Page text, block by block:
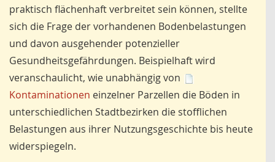
praktisch flächenhaft verbreitet sein können, stellte
sich die Frage der vorhandenen Bodenbelastungen
und davon ausgehender potenzieller
Gesundheitsgefährdungen. Beispielhaft wird
veranschaulicht, wie unabhängig von
Kontaminationen einzelner Parzellen die Böden in
unterschiedlichen Stadtbezirken die stofflichen
Belastungen aus ihrer Nutzungsgeschichte bis heute
widerspiegeln.